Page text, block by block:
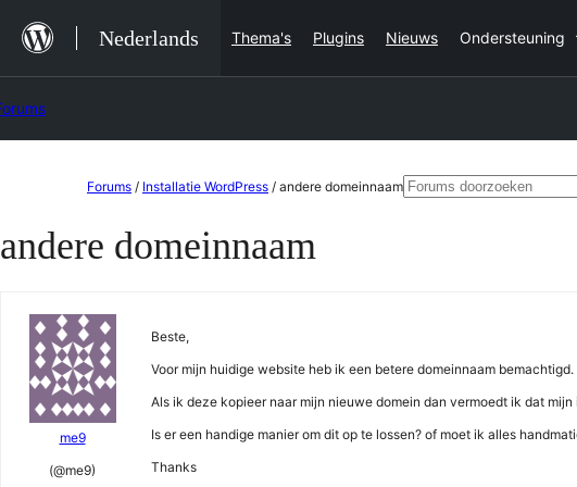
naar
de
inhoud
Nederlands Thema's Plugins Nieuws Ondersteuning
de
Forums / Installatie WordPress / andere domeinnaamZoeken
andere domeinnaam
me9
(@me9)
Beste,
Voor mijn huidige website heb ik een betere domeinnaam bemachtigd.
Als ik deze kopieer naar mijn nieuwe domein dan vermoedt ik dat
Is er een handige manier om dit op te lossen? of moet ik alles
Thanks